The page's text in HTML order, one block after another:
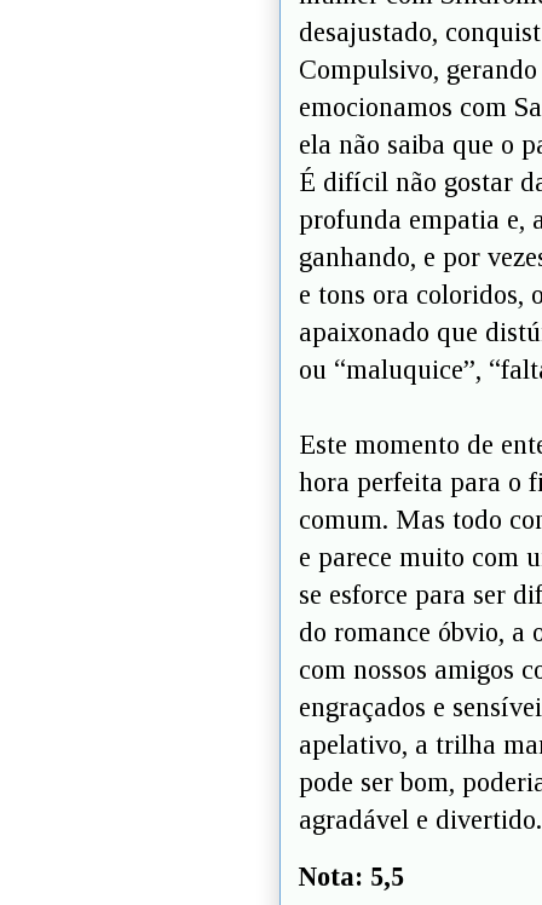
desajustado,
Compulsivo,
emocionamos com
ela não saiba que o
É difícil não gostar
profunda empatia e,
ganhando, e por
e tons ora coloridos,
apaixonado que
ou “maluquice”,
Este momento de
hora perfeita para o
comum. Mas todo
e parece muito com
se esforce para ser
do romance óbvio, a
com nossos amigos
engraçados e
apelativo, a trilha
pode ser bom,
agradável e
Nota: 5,5